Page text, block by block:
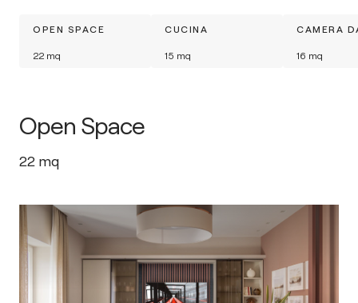
OPEN SPACE
22 mq
CUCINA
15 mq
CAMERA
16 mq
Open Space
22 mq